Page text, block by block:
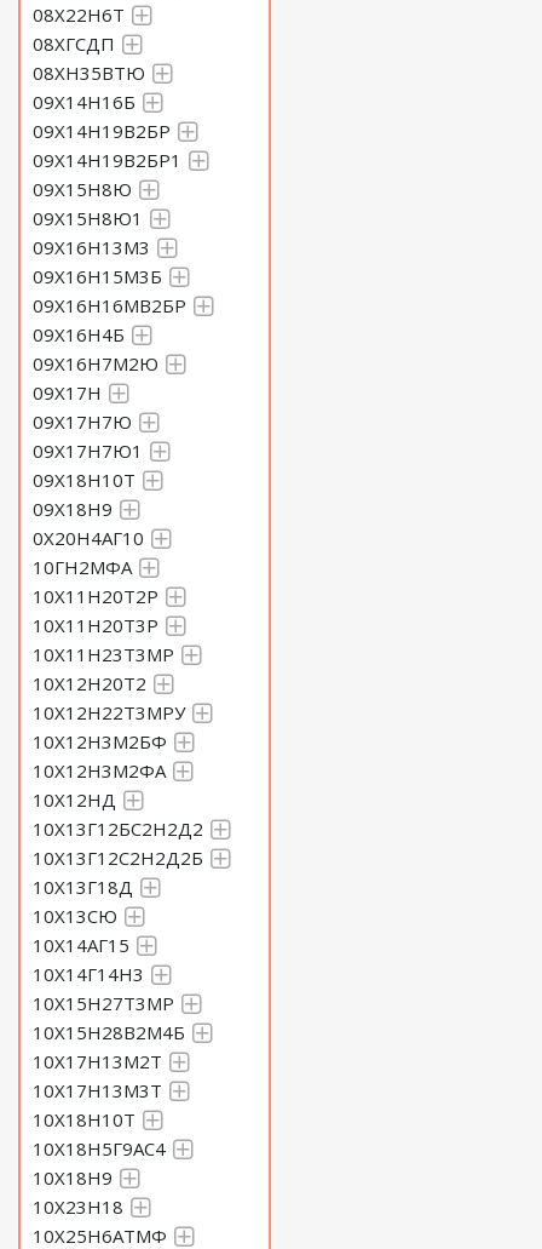
08Х22Н6Т
08ХГСДП
08ХН35ВТЮ
09Х14Н16Б
09Х14Н19В2БР
09Х14Н19В2БР1
09Х15Н8Ю
09Х15Н8Ю1
09Х16Н13М3
09Х16Н15М3Б
09Х16Н16МВ2БР
09Х16Н4Б
09Х16Н7М2Ю
09Х17Н
09Х17Н7Ю
09Х17Н7Ю1
09Х18Н10Т
09Х18Н9
0Х20Н4АГ10
10ГН2МФА
10Х11Н20Т2Р
10Х11Н20Т3Р
10Х11Н23Т3МР
10Х12Н20Т2
10Х12Н22Т3МРУ
10Х12Н3М2БФ
10Х12Н3М2ФА
10Х12НД
10Х13Г12БС2Н2Д2
10Х13Г12С2Н2Д2Б
10Х13Г18Д
10Х13СЮ
10Х14АГ15
10Х14Г14Н3
10Х15Н27Т3МР
10Х15Н28В2М4Б
10Х17Н13М2Т
10Х17Н13М3Т
10Х18Н10Т
10Х18Н5Г9АС4
10Х18Н9
10Х23Н18
10Х25Н6АТМФ